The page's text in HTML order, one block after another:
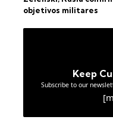
objetivos militares
Keep
Subscribe to our